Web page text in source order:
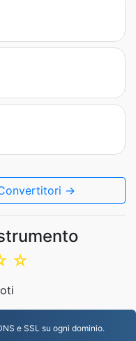
→
☆
e SSL su ogni dominio.